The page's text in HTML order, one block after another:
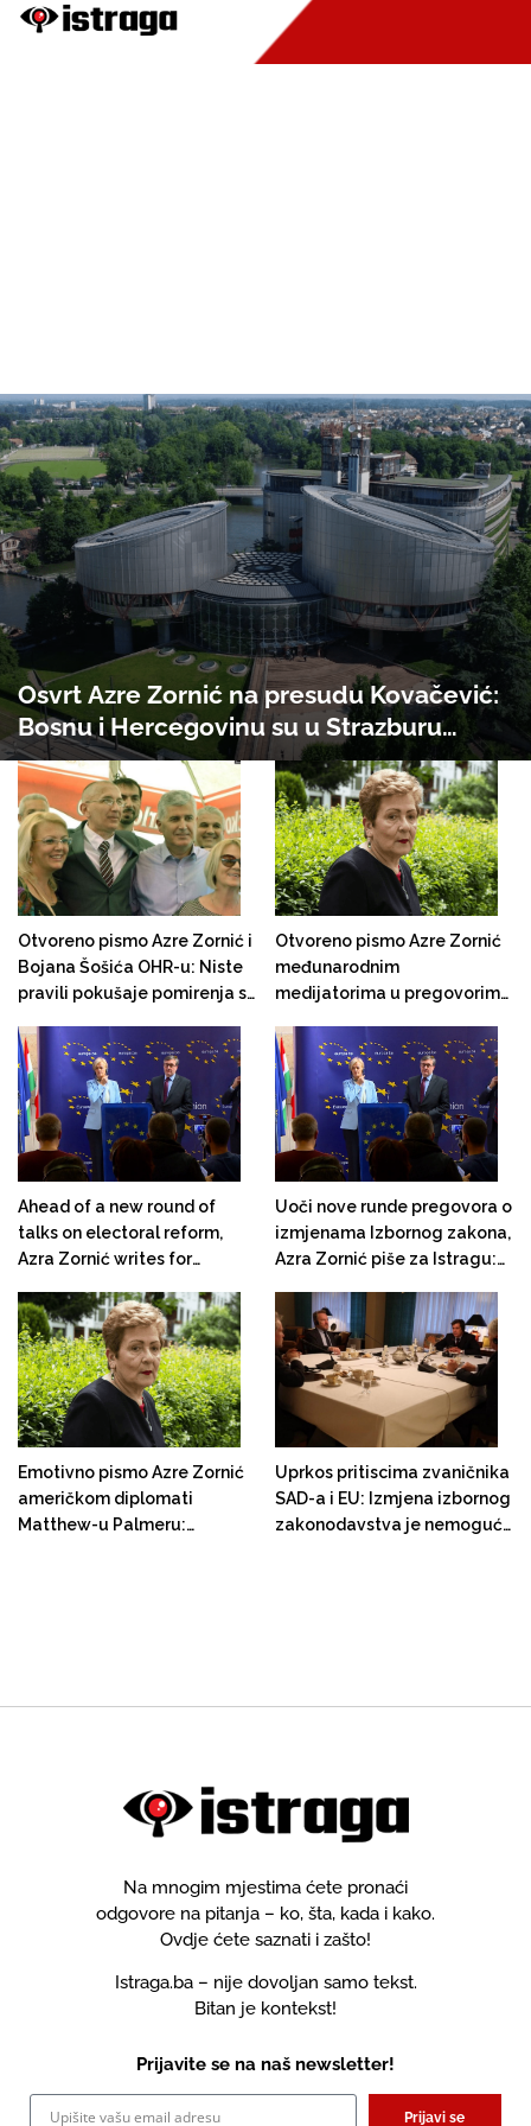
Osvrt Azre Zornić na presudu Kovačević:
Bosnu i Hercegovinu su u Strazburu
zastupali HDZ i SNSD. I niko drugi!
Otvoreno pismo Azre Zornić i
Bojana Šošića OHR-u: Niste
pravili pokušaje pomirenja s
Drugog svjetskog rata!
Otvoreno pismo Azre Zornić
međunarodnim
medijatorima u pregovorima
djelovanje proizvodi
nestabilnost i ugrožava mir u
Bosni I Hercegovini"
Ahead of a new round of
talks on electoral reform,
Azra Zornić writes for
Angelina Eichhorst are
encouraging ethnic leaders
Uoči nove runde pregovora o
izmjenama Izbornog zakona,
Azra Zornić piše za Istragu:
Eichhorst potiču nacionalne
vođe
Emotivno pismo Azre Zornić
američkom diplomati
Matthew-u Palmeru:
Uprkos pritiscima zvaničnika
SAD-a i EU: Izmjena izbornog
zakonodavstva je nemoguća
Na mnogim mjestima ćete pronaći
odgovore na pitanja – ko, šta, kada i kako.
Ovdje ćete saznati i zašto!
Istraga.ba – nije dovoljan samo tekst.
Bitan je kontekst!
Prijavite se na naš newsletter!
Prijavi se